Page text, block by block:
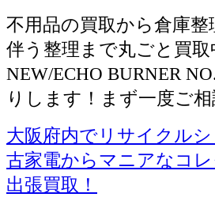
不用品の買取から倉庫
伴う整理まで丸ごと買
NEW/ECHO BURNER
りします！まず一度ご相
大阪府内でリサイクル
古家電からマニアなコ
出張買取！